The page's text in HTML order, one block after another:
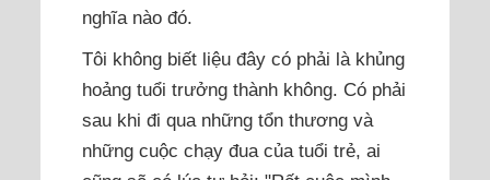
nghĩa nào đó.
Tôi không biết liệu đây có phải là khủng
hoảng tuổi trưởng thành không. Có phải
sau khi đi qua những tổn thương và
những cuộc chạy đua của tuổi trẻ, ai